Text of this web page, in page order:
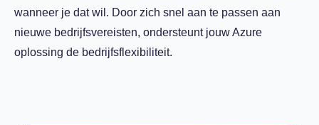
wanneer je dat wil. Door zich snel aan te passen aan
nieuwe bedrijfsvereisten, ondersteunt jouw Azure
oplossing de bedrijfsflexibiliteit.